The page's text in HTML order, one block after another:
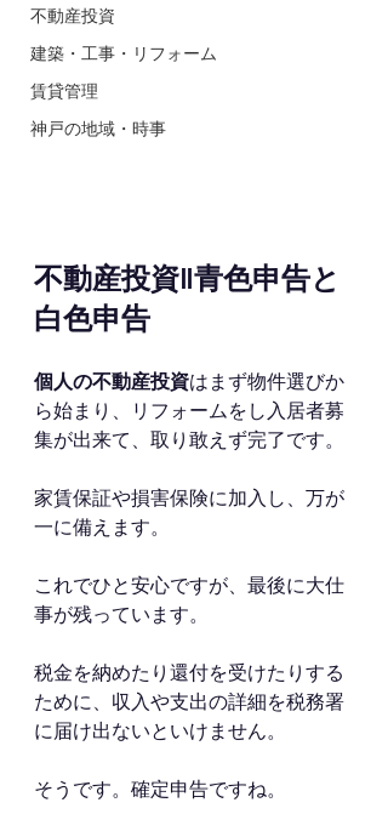
不動産投資
建築・工事・リフォーム
賃貸管理
神戸の地域・時事
不動産投資‖青色申告と
白色申告
個人の不動産投資はまず物件選びか
ら始まり、リフォームをし入居者募
集が出来て、取り敢えず完了です。
家賃保証や損害保険に加入し、万が
一に備えます。
これでひと安心ですが、最後に大仕
事が残っています。
税金を納めたり還付を受けたりする
ために、収入や支出の詳細を税務署
に届け出ないといけません。
そうです。確定申告ですね。